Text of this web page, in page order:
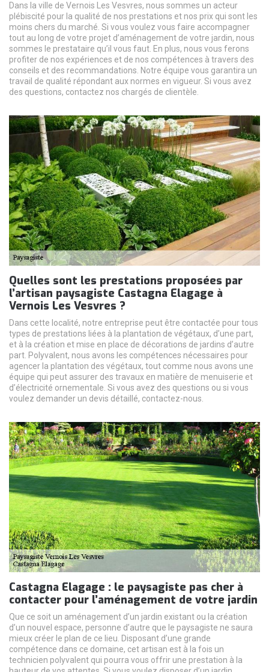
Dans la ville de Vernois Les Vesvres, nous sommes un acteur
plébiscité pour la qualité de nos prestations et nos prix qui sont les
moins chers du marché. Si vous voulez vous faire accompagner
tout au long de votre projet d’aménagement de votre jardin, nous
sommes le prestataire qu’il vous faut. En plus, nous vous ferons
profiter de nos expériences et de nos compétences à travers des
conseils et des recommandations. Notre équipe vous garantira un
travail de qualité répondant aux normes en vigueur. Si vous avez
des questions, contactez nos chargés de clientèle.
Quelles sont les prestations proposées par
l’artisan paysagiste Castagna Elagage à
Vernois Les Vesvres ?
Dans cette localité, notre entreprise peut être contactée pour tous
types de prestations liées à la plantation de végétaux, d’une part,
et à la création et mise en place de décorations de jardins d’autre
part. Polyvalent, nous avons les compétences nécessaires pour
agencer la plantation des végétaux, tout comme nous avons une
équipe qui peut assurer des travaux en matière de menuiserie et
d’électricité ornementale. Si vous avez des questions ou si vous
voulez demander un devis détaillé, contactez-nous.
Castagna Elagage : le paysagiste pas cher à
contacter pour l’aménagement de votre jardin
Que ce soit un aménagement d’un jardin existant ou la création
d’un nouvel espace, personne d’autre que le paysagiste ne saura
mieux créer le plan de ce lieu. Disposant d’une grande
compétence dans ce domaine, cet artisan est à la fois un
technicien polyvalent qui pourra vous offrir une prestation à la